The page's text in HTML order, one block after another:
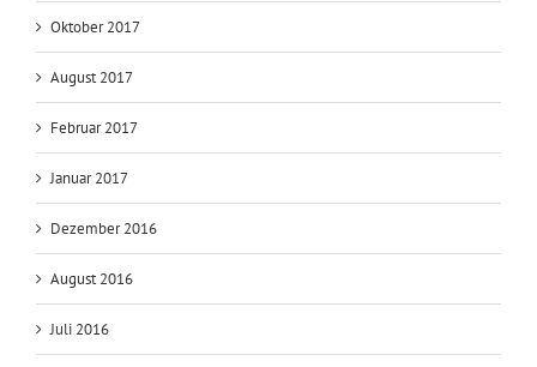
Oktober 2017
August 2017
Februar 2017
Januar 2017
Dezember 2016
August 2016
Juli 2016